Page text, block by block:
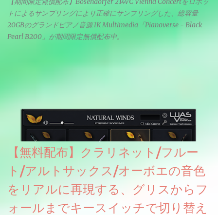
トによるサンプリングにより正確にサンプリングした、総容量
20GBのグランドピアノ音源 IK Multimedia「Pianoverse - Black
Pearl B200」が期間限定無償配布中。
【無料配布】クラリネット/フルー
ト/アルトサックス/オーボエの音色
をリアルに再現する、グリスからフ
ォールまでキースイッチで切り替え